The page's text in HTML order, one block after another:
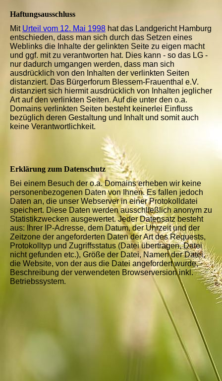
Haftungsausschluss
Mit Urteil vom 12. Mai 1998 hat das Landgericht Hamburg
entschieden, dass man sich durch das Setzen eines
Weblinks die Inhalte der gelinkten Seite zu eigen macht
und ggf. mit zu verantworten hat. Dies kann - so das LG -
nur dadurch umgangen werden, dass man sich
ausdrücklich von den Inhalten der verlinkten Seiten
distanziert. Das Bürgerforum Blessem-Frauenthal e.V.
distanziert sich hiermit ausdrücklich von Inhalten jeglicher
Art auf den verlinkten Seiten. Auf die unter den o.a.
Domains verlinkten Seiten besteht keinerlei Einfluss
bezüglich deren Gestaltung und Inhalt und somit auch
keine Verantwortlichkeit.
Erklärung zum Datenschutz
Bei einem Besuch der o.a. Domains erheben wir keine
personenbezogenen Daten von Ihnen. Es fallen jedoch
Daten an, die unser Webserver in einer Protokolldatei
speichert. Diese Daten werden ausschließlich anonym zu
Statistikzwecken ausgewertet. Jeder Datensatz besteht
aus: Ihrer IP-Adresse, dem Datum, der Uhrzeit und der
Zeitzone der angeforderten Daten der Art des Requests,
Protokolltyp und Zugriffsstatus (Datei übertragen, Datei
nicht gefunden etc.), Größe der Datei, Namen der Datei,
die Website, von der aus die Datei angefordert wurde,
Beschreibung der verwendeten Browserversion inkl.
Betriebssystem.